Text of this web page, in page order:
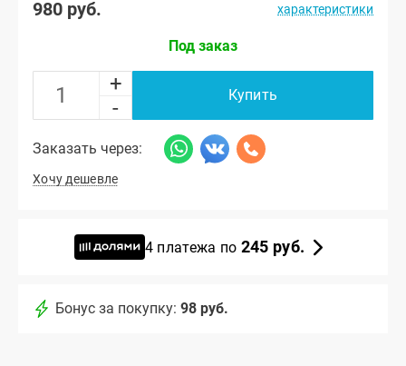
980 руб.
характеристики
Под заказ
+
-
Купить
Заказать через:
Хочу дешевле
4 платежа по 245 руб.
Бонус за покупку: 98 руб.